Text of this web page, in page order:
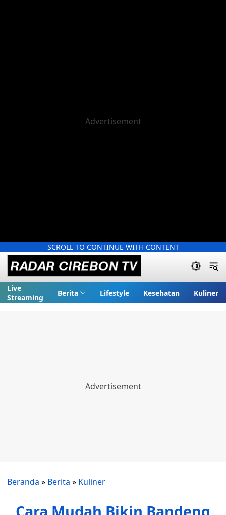
SCROLL TO CONTINUE WITH CONTENT
Live
Streaming
Berita Lifestyle Kesehatan Kuliner
Beranda » Berita » Kuliner